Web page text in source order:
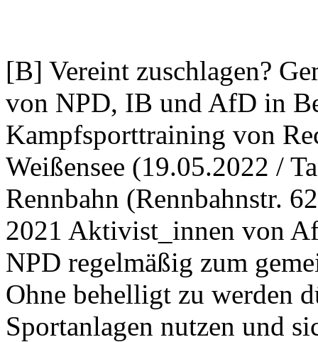
[B] Vereint zuschlagen?
von NPD, IB und AfD in
Kampfsporttraining von
Weißensee (19.05.2022 /
Rennbahn (Rennbahnstr.
2021 Aktivist_innen von
NPD regelmäßig zum
Ohne behelligt zu werden
Sportanlagen nutzen und